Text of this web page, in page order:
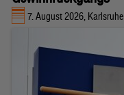
7. August 2026, Karlsruhe